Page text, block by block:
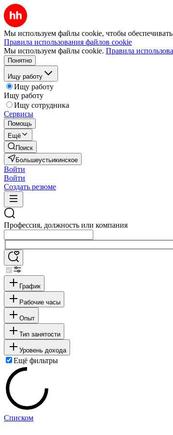
Мы используем файлы cookie, чтобы
Правила использования файлов cookie
Мы используем файлы cookie. Правила
Понятно
Ищу работу
Ищу работу
Ищу работу
Ищу сотрудника
Сервисы
Помощь
Ещё
Поиск
Большеустьикинское
Войти
Войти
Создать резюме
Профессия, должность или компания
График
Рабочие часы
Опыт
Тип занятости
Уровень дохода
Ещё фильтры
Списком